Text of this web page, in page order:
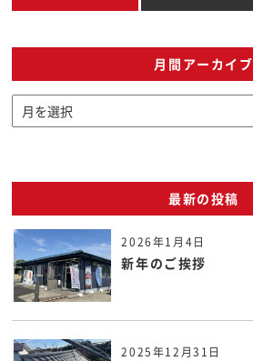
月間アーカイブ
最新の投稿
2026年1月4日
新年のご挨拶
2025年12月31日